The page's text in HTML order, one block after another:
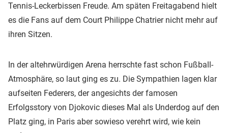
Tennis-Leckerbissen Freude. Am späten Freitagabend hielt
es die Fans auf dem Court Philippe Chatrier nicht mehr auf
ihren Sitzen.
In der altehrwürdigen Arena herrschte fast schon Fußball-
Atmosphäre, so laut ging es zu. Die Sympathien lagen klar
aufseiten Federers, der angesichts der famosen
Erfolgsstory von Djokovic dieses Mal als Underdog auf den
Platz ging, in Paris aber sowieso verehrt wird, wie kein